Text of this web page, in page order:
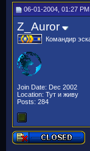
06-01-2004, 01:27 PM
Z_Auror
Командир
Join Date: Dec 2002
Location: Тут и живу
Posts: 284